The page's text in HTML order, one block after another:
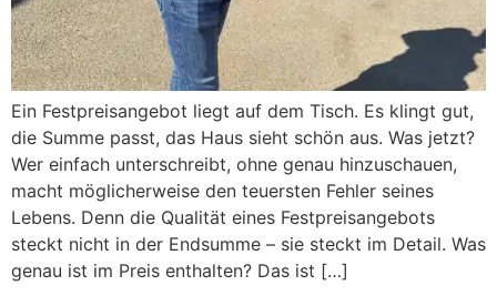
Ein Festpreisangebot liegt auf dem Tisch. Es klingt gut,
die Summe passt, das Haus sieht schön aus. Was jetzt?
Wer einfach unterschreibt, ohne genau hinzuschauen,
macht möglicherweise den teuersten Fehler seines
Lebens. Denn die Qualität eines Festpreisangebots
steckt nicht in der Endsumme – sie steckt im Detail. Was
genau ist im Preis enthalten? Das ist […]